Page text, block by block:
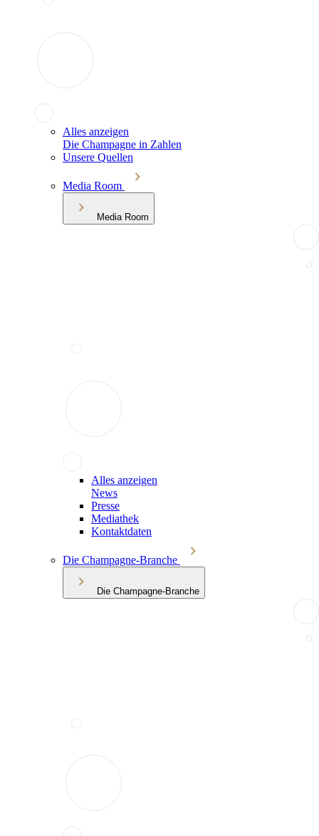
Alles anzeigen
Die Champagne in Zahlen
Unsere Quellen
Media Room
Media Room
Alles anzeigen
News
Presse
Mediathek
Kontaktdaten
Die Champagne-Branche
Die Champagne-Branche